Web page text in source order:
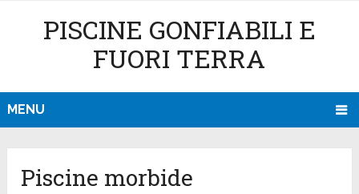
PISCINE GONFIABILI E
FUORI TERRA
MENU
Piscine morbide